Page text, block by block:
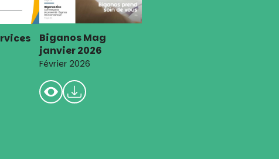
Biganos Mag
janvier 2026
Février 2026